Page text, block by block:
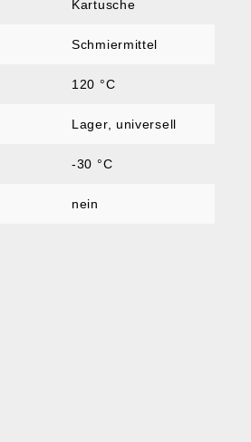
Kartusche
Schmiermittel
120 °C
Lager, universell
-30 °C
nein